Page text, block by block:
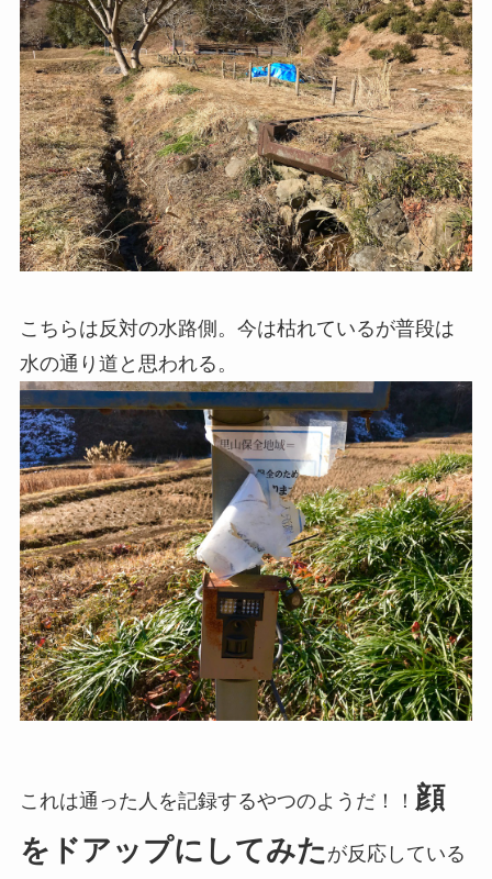
こちらは反対の水路側。今は枯れているが普段は
水の通り道と思われる。
これは通った人を記録するやつのようだ！！ 顔
をドアップにしてみた が反応している